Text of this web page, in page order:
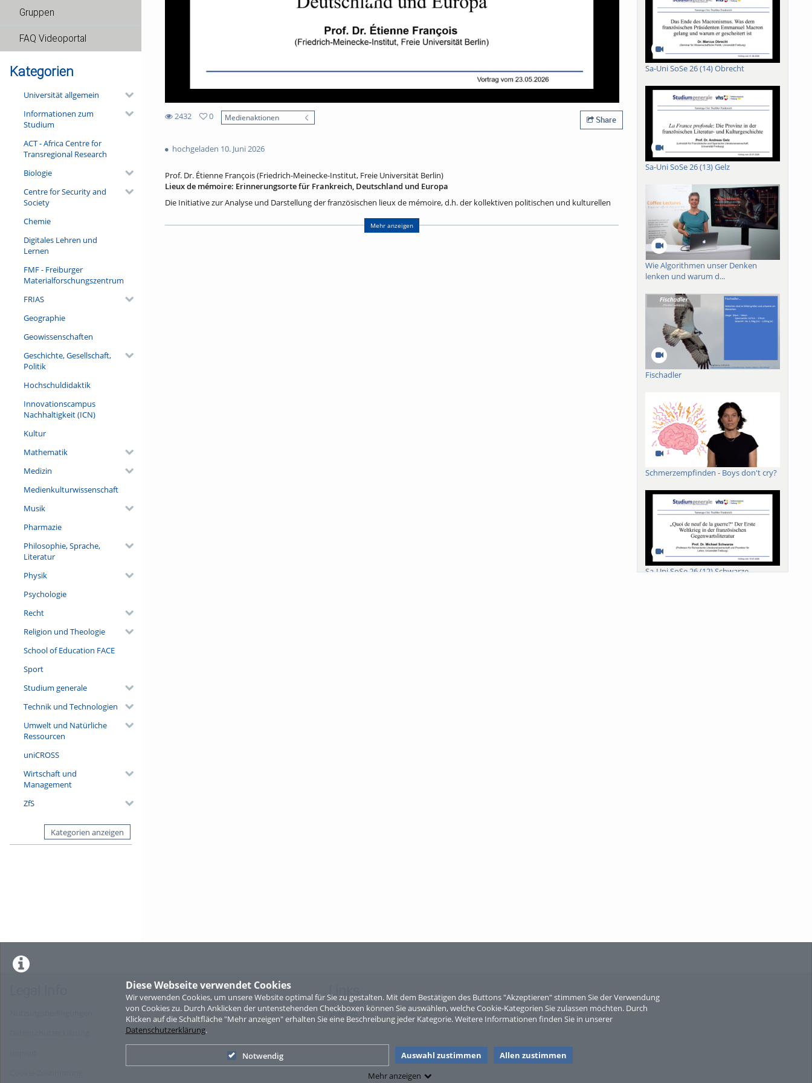
Diese Webseite verwendet Cookies
Wir verwenden Cookies, um unsere Website optimal für Sie zu gestalten. Mit dem Bestätigen des Buttons "Akzeptieren" stimmen Sie der Verwendung
von Cookies zu. Durch Anklicken der untenstehenden Checkboxen können Sie auswählen, welche Cookie-Kategorien Sie zulassen möchten. Durch
Klicken auf die Schaltfläche "Mehr anzeigen" erhalten Sie eine Beschreibung jeder Kategorie. Weitere Informationen finden Sie in unserer
Datenschutzerklärung.
Notwendig Auswahl zustimmen
Allen zustimmen
Mehr anzeigen
Gruppen
FAQ Videoportal
Kategorien
Universität allgemein
Informationen zum
Studium
ACT - Africa Centre for
Transregional Research
Biologie
Centre for Security and
Society
Chemie
Digitales Lehren und
Lernen
FMF - Freiburger
Materialforschungszentrum
FRIAS
Geographie
Geowissenschaften
Geschichte, Gesellschaft,
Politik
Hochschuldidaktik
Innovationscampus
Nachhaltigkeit (ICN)
Kultur
Mathematik
Medizin
Medienkulturwissenschaft
Musik
Pharmazie
Philosophie, Sprache,
Literatur
Physik
Psychologie
Recht
Religion und Theologie
School of Education FACE
Sport
Studium generale
Technik und Technologien
Umwelt und Natürliche
Ressourcen
uniCROSS
Wirtschaft und
Management
ZfS
Kategorien anzeigen
2432
views
0
Medienaktionen Share
hochgeladen 10. Juni 2026
Prof. Dr. Étienne François (Friedrich-Meinecke-Institut, Freie Universität Berlin)
Lieux de mémoire: Erinnerungsorte für Frankreich, Deutschland und Europa
Die Initiative zur Analyse und Darstellung der französischen lieux de mémoire, d.h. der kollektiven politischen und kulturellen
kreativer und anregender Wissenschaftler und Herausgeber hat er zusammen mit 121 Mitautoren von 1984 bis 1992 sieben
beeindruckende Bände veröffentlicht, die sofort einen großen Erfolg hatten und Pierre Nora im Jahr 2001 die Mitgliedschaft in
Mehr anzeigen
Sa-Uni SoSe 26 (14) Obrecht
Sa-Uni SoSe 26 (13) Gelz
Wie Algorithmen unser Denken
lenken und warum d...
Fischadler
Schmerzempfinden - Boys don't cry?
Sa-Uni SoSe 26 (12) Schwarze
Sperber
Links
Sitemap